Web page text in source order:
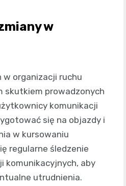
w
w organizacji ruchu
skutkiem prowadzonych
komunikacji
się na objazdy i
w kursowaniu
regularne śledzenie
komunikacyjnych, aby
utrudnienia.